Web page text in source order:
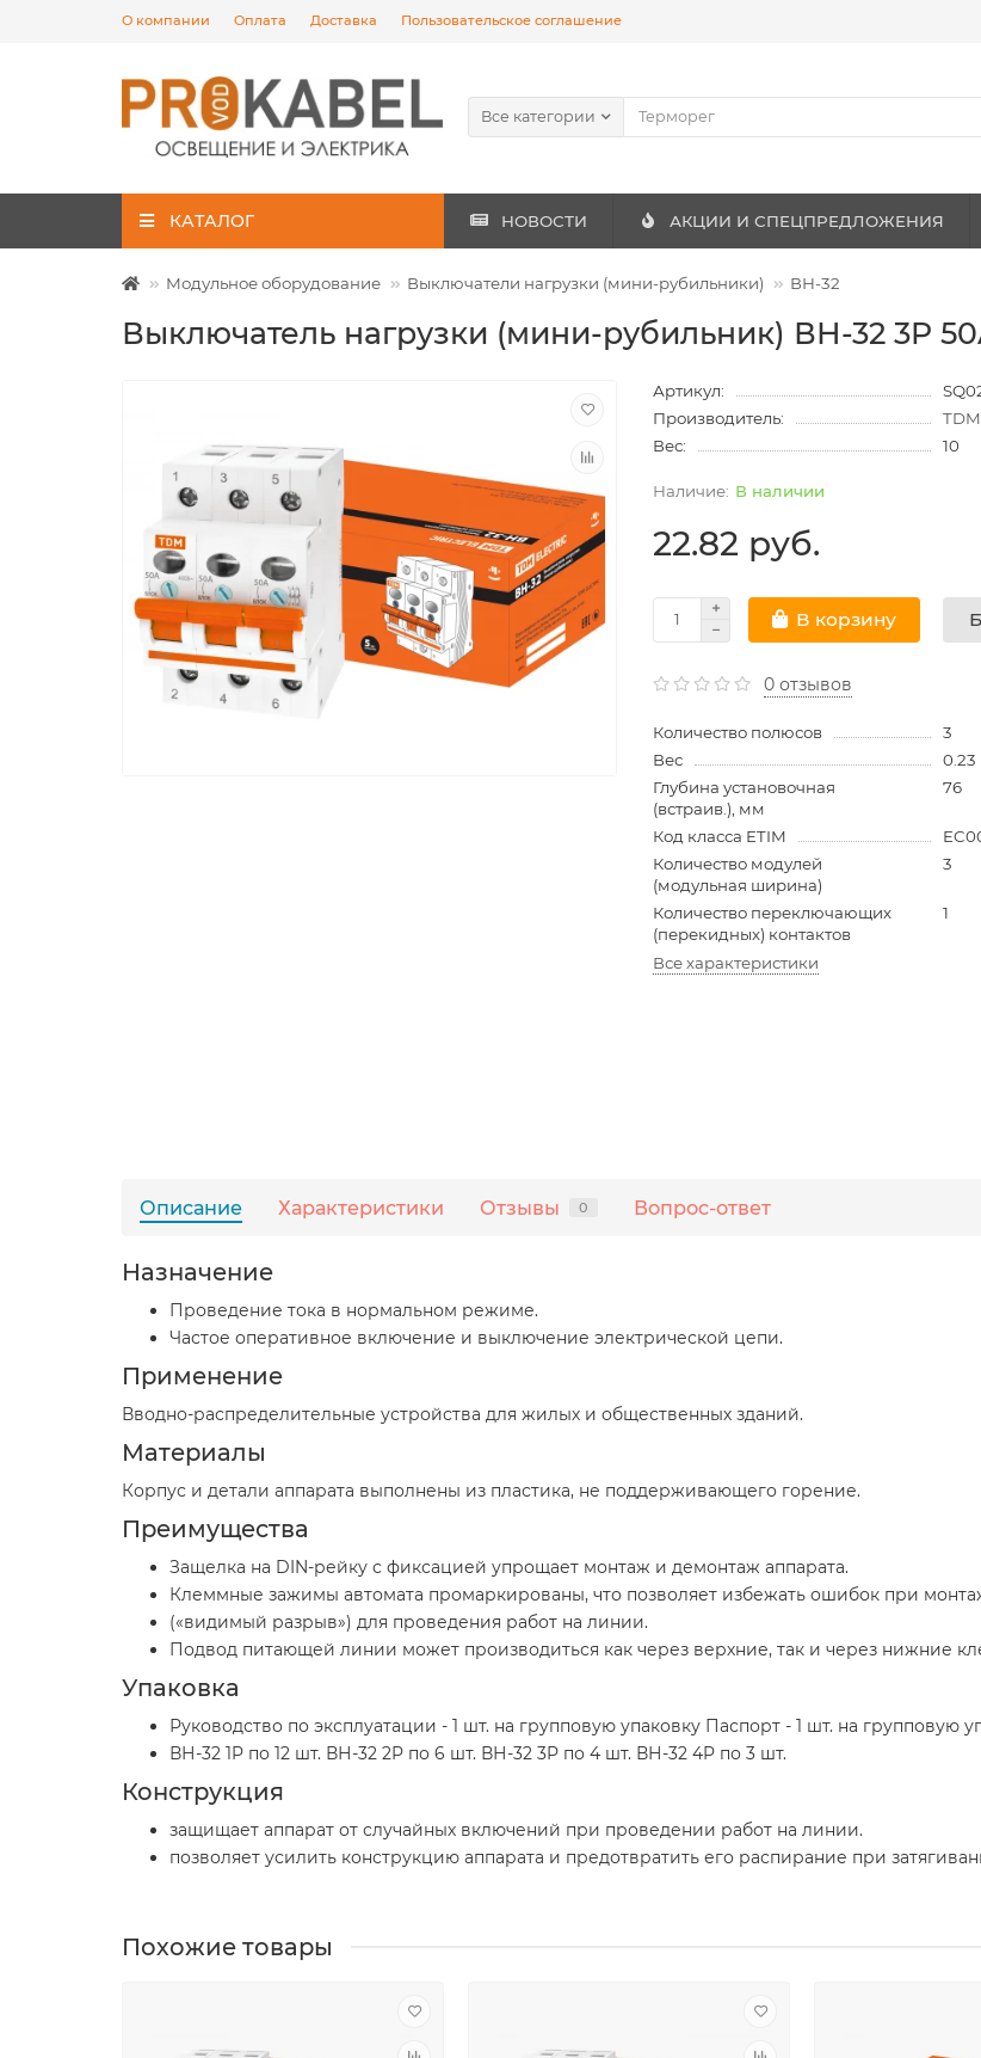
О компании Оплата Доставка Пользовательское соглашение
Все категории
КАТАЛОГ НОВОСТИ АКЦИИ И СПЕЦПРЕДЛОЖЕНИЯ
Модульное оборудование Выключатели нагрузки (мини-рубильники) ВН-32
Выключатель нагрузки (мини-рубильник) ВН-32 3P
Артикул:
Производитель:
Вес:
10
В наличии
22.82 руб.
В корзину
0 отзывов
Количество полюсов
3
Вес
0.23
Глубина установочная
(встраив.), мм
76
Код класса ETIM
Количество модулей
(модульная ширина)
3
Количество переключающих
(перекидных) контактов
1
Все характеристики
Описание Характеристики Отзывы 0 Вопрос-ответ
Назначение
Проведение тока в нормальном режиме.
Частое оперативное включение и выключение электрической цепи.
Применение
Вводно-распределительные устройства для жилых и общественных зданий.
Материалы
Корпус и детали аппарата выполнены из пластика, не поддерживающего горение.
Преимущества
Защелка на DIN-рейку с фиксацией упрощает монтаж и демонтаж аппарата.
Клеммные зажимы автомата промаркированы, что позволяет избежать ошибок при
(«видимый разрыв») для проведения работ на линии.
Подвод питающей линии может производиться как через верхние, так и через нижние
Упаковка
Руководство по эксплуатации - 1 шт. на групповую упаковку Паспорт - 1 шт. на групповую
ВН-32 1P по 12 шт. ВН-32 2P по 6 шт. ВН-32 3P по 4 шт. ВН-32 4P по 3 шт.
Конструкция
защищает аппарат от случайных включений при проведении работ на линии.
позволяет усилить конструкцию аппарата и предотвратить его распирание при
Похожие товары